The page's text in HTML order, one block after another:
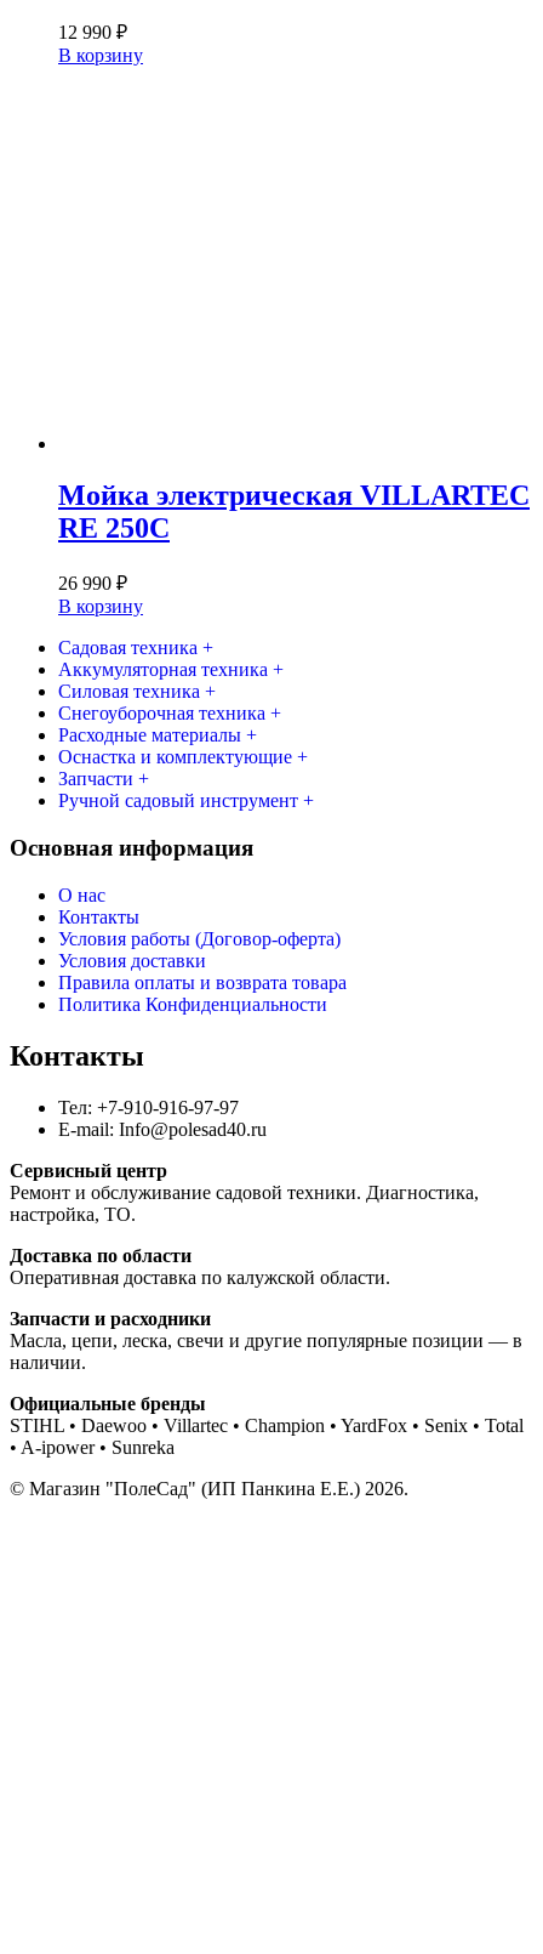
12 990 ₽
В корзину
Мойка электрическая VILLARTEC
RE 250C
26 990 ₽
В корзину
Садовая техника +
Аккумуляторная техника +
Силовая техника +
Снегоуборочная техника +
Расходные материалы +
Оснастка и комплектующие +
Запчасти +
Ручной садовый инструмент +
Основная информация
О нас
Контакты
Условия работы (Договор-оферта)
Условия доставки
Правила оплаты и возврата товара
Политика Конфиденциальности
Контакты
Тел: +7-910-916-97-97
E-mail: Info@polesad40.ru
Сервисный центр
Ремонт и обслуживание садовой техники. Диагностика,
настройка, ТО.
Доставка по области
Оперативная доставка по калужской области.
Запчасти и расходники
Масла, цепи, леска, свечи и другие популярные позиции — в
наличии.
Официальные бренды
STIHL • Daewoo • Villartec • Champion • YardFox • Senix • Total
• A-ipower • Sunreka
© Магазин "ПолеСад" (ИП Панкина Е.Е.) 2026.